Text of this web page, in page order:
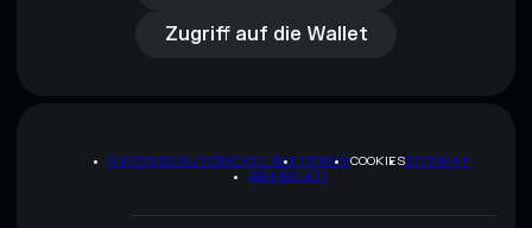
Zugriff auf die Wallet
DATENSCHUTZRICHTLINIETERMSCOOKIESSITEMAP
BRAND-KIT